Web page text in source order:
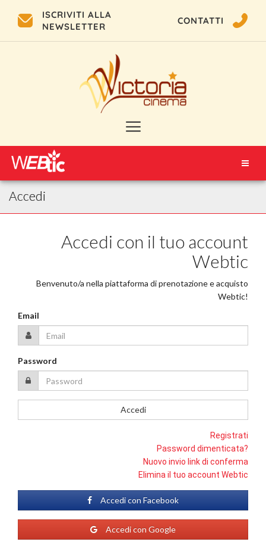
ISCRIVITI ALLA
NEWSLETTER
CONTATTI